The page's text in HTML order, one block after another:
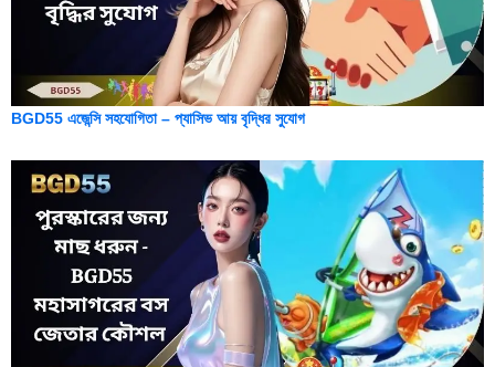
BGD55 এজেন্সি সহযোগিতা – প্যাসিভ আয় বৃদ্ধির সুযোগ